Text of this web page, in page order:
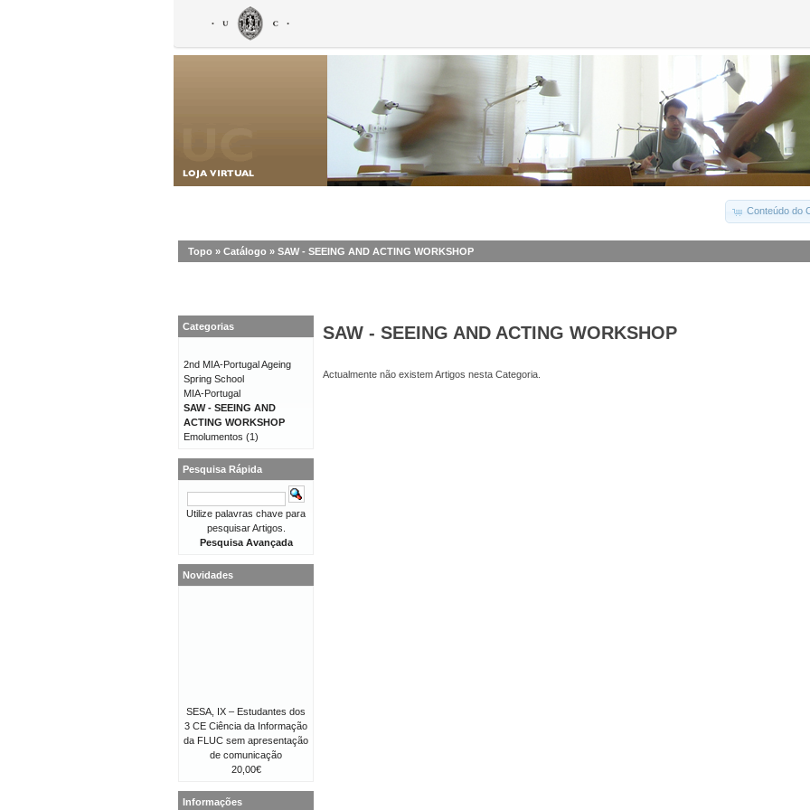
Conteúdo do
Topo » Catálogo » SAW - SEEING AND ACTING WORKSHOP
SAW - SEEING AND ACTING WORKSHOP
Actualmente não existem Artigos nesta Categoria.
Categorias
2nd MIA-Portugal Ageing
Spring School
MIA-Portugal
SAW - SEEING AND
ACTING WORKSHOP
Emolumentos (1)
Pesquisa Rápida
Utilize palavras chave para
pesquisar Artigos.
Pesquisa Avançada
Novidades
SESA, IX – Estudantes dos
3 CE Ciência da Informação
da FLUC sem apresentação
de comunicação
20,00€
Informações